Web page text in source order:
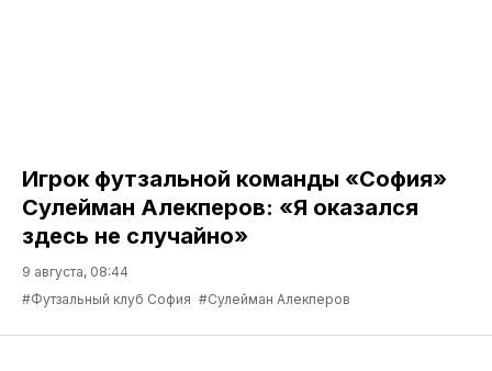
Игрок футзальной команды «София»
Сулейман Алекперов: «Я оказался
здесь не случайно»
9 августа, 08:44
#Футзальный клуб София #Сулейман Алекперов